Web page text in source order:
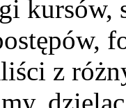
kursów,
z